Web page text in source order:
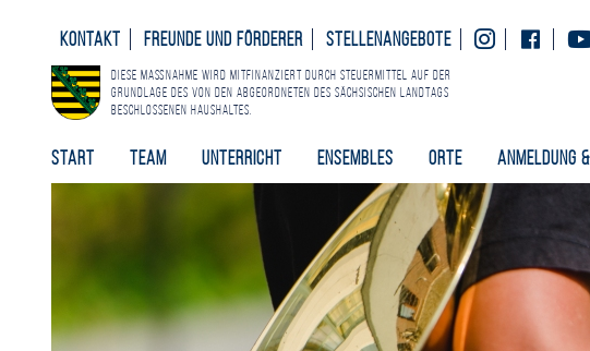
Kontakt Freunde und Förderer Stellenangebote Instagram
Diese Maßnahme wird mitfinanziert durch Steuermittel auf der
Grundlage des von den Abgeordneten des Sächsischen Landtags
beschlossenen Haushaltes.
Start Team Unterricht Ensembles Orte Anmeldung